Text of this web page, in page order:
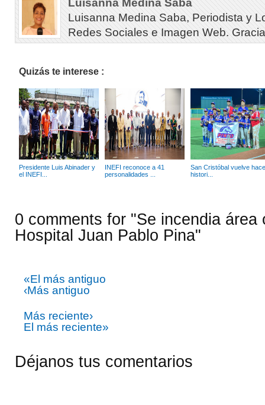
Luisanna Medina Saba
Luisanna Medina Saba, Periodista y
Redes Sociales e Imagen Web.
Quizás te interese :
Presidente Luis Abinader y
el INEFI...
INEFI reconoce a 41
personalidades ...
San Cristóbal vuelve
histori...
0 comments for "Se incendia área
Hospital Juan Pablo Pina"
«El más antiguo
‹Más antiguo
Más reciente›
El más reciente»
Déjanos tus comentarios